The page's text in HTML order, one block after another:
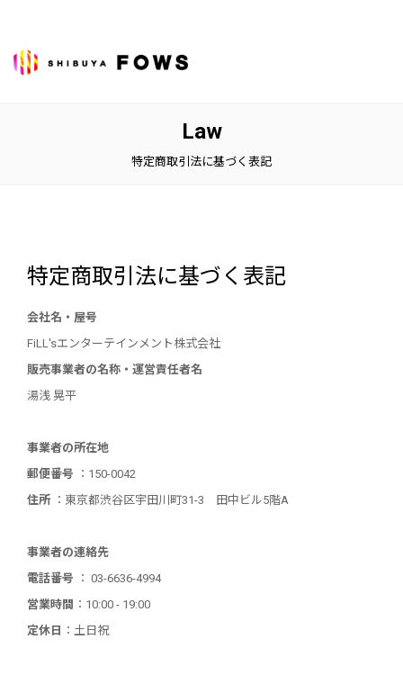
Law
特定商取引法に基づく表記
特定商取引法に基づく表記
会社名・屋号
FiLL'sエンターテインメント株式会社
販売事業者の名称・運営責任者名
湯浅 晃平
事業者の所在地
郵便番号 ：150-0042
住所 ：東京都渋谷区宇田川町31-3 田中ビル5階A
事業者の連絡先
電話番号 ： 03-6636-4994
営業時間 ：10:00 - 19:00
定休日 ：土日祝